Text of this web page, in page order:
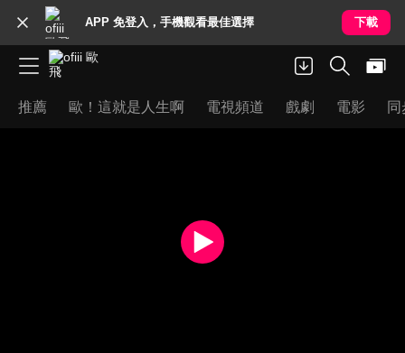
APP 免登入，手機觀看最佳選擇 下載
推薦 歐！這就是人生啊 電視頻道 戲劇 電影